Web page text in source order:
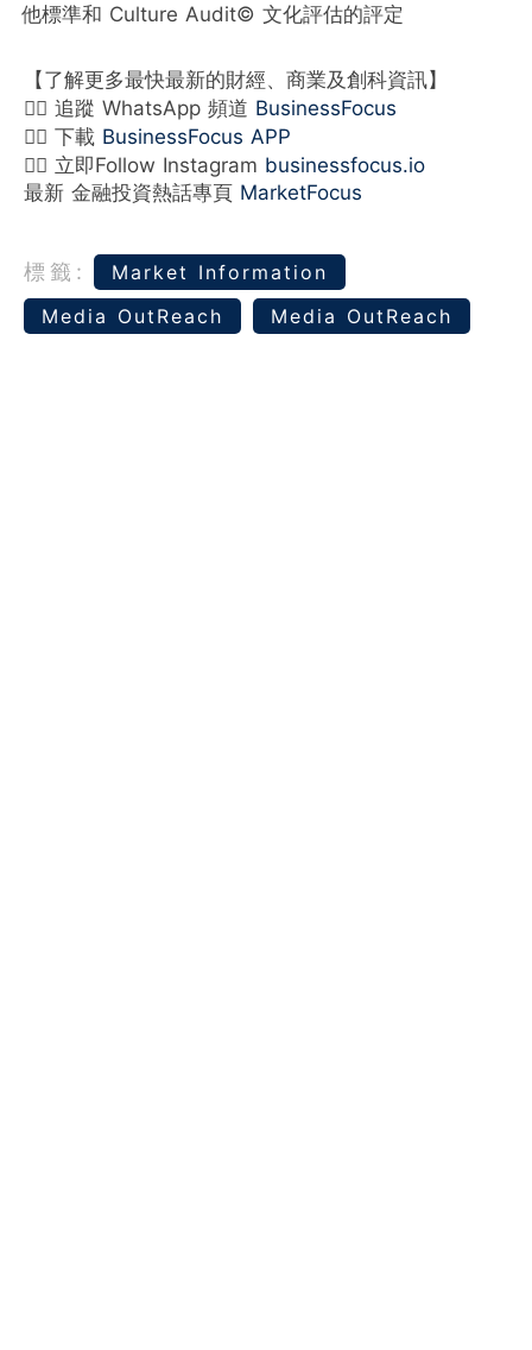
他標準和 Culture Audit© 文化評估的評定
【了解更多最快最新的財經、商業及創科資訊】
👉🏻 追蹤 WhatsApp 頻道 BusinessFocus
👉🏻 下載 BusinessFocus APP
👉🏻 立即Follow Instagram businessfocus.io
最新 金融投資熱話專頁 MarketFocus
標籤:
Market Information
Media OutReach
Media OutReach